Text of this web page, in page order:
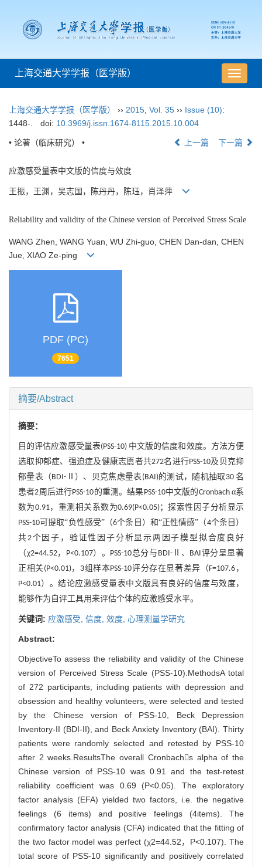
导
航
上海交通大学学报（医学版）
上海交通大学学报（医学版） ›› 2015 Vol. 35 ›› Issue (10):
1448-.
doi: 10.3969/j.issn.1674-8115.2015.10.004
• 论著（临床研究） • 上一篇 下一篇
应激感受量表中文版的信度与效度
王振，王渊，吴志国，陈丹丹，陈珏，肖泽萍
Reliability and validity of the Chinese version of Perceived Stress Scale
WANG Zhen, WANG Yuan, WU Zhi-guo, CHEN Dan-dan, CHEN
Jue, XIAO Ze-ping
PDF (PC)
7651
摘要/Abstract
摘要：
目的评估应激感受量表(PSS-10) 中文版的信度和效度。方法方便
选取抑郁症、强迫症及健康志愿者共272名进行PSS-10及贝克抑
郁量表（BDI- Ⅱ）、贝克焦虑量表 (BAI)的测试，随机抽取 30 名
患者2周后进行PSS-10的重测。结果PSS-10中文版的Cronbach α系
数为0.91，重测相关系数为0.69(P<0.05)；探索性因子分析显示
PSS-10可提取“负性感受”（6个条目）和“正性情感”（4个条目）
共2个因子，验证性因子分析显示两因子模型拟合度良好
（χ2=44.52， P<0.107）。 PSS-10总分与 BDI-Ⅱ、 BAI评分呈显著
正相关 (P<0.01)， 3组样本PSS-10评分存在显著差异（F=107.6 ，
P<0.01）。结论应激感受量表中文版具有良好的信度与效度，
能够作为自评工具用来评估个体的应激感受水平。
关键词: 应激感受, 信度, 效度, 心理测量学研究
Abstract:
ObjectiveTo assess the reliability and validity of the Chinese
version of Perceived Stress Scale (PSS-10).MethodsA total
of 272 participants, including patients with depression and
obsession and healthy volunteers, were selected and tested
by the Chinese version of PSS-10, Beck Depression
Inventory-II (BDI-II), and Beck Anxiety Inventory (BAI). Thirty
patients were randomly selected and retested by PSS-10
after 2 weeks.ResultsThe overall Cronbachs alpha of the
Chinese version of PSS-10 was 0.91 and the test-retest
reliability coefficient was 0.69 (P<0.05). The exploratory
factor analysis (EFA) yielded two factors, i.e. the negative
feelings (6 items) and positive feelings (4items). The
confirmatory factor analysis (CFA) indicated that the fitting of
the two factor model was perfect (χ2=44.52，P<0.107). The
total score of PSS-10 significantly and positively correlated